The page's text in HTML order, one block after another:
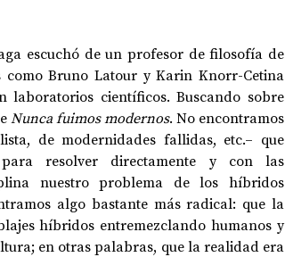
escuchó de un profesor de filosofía de
Bruno Latour y Karin Knorr-Cetina
científicos. Buscando sobre
Nunca fuimos modernos. No encontramos
de modernidades fallidas, etc.– que
resolver directamente y con las
nuestro problema de los híbridos
algo bastante más radical: que la
híbridos entremezclando humanos y
en otras palabras, que la realidad era